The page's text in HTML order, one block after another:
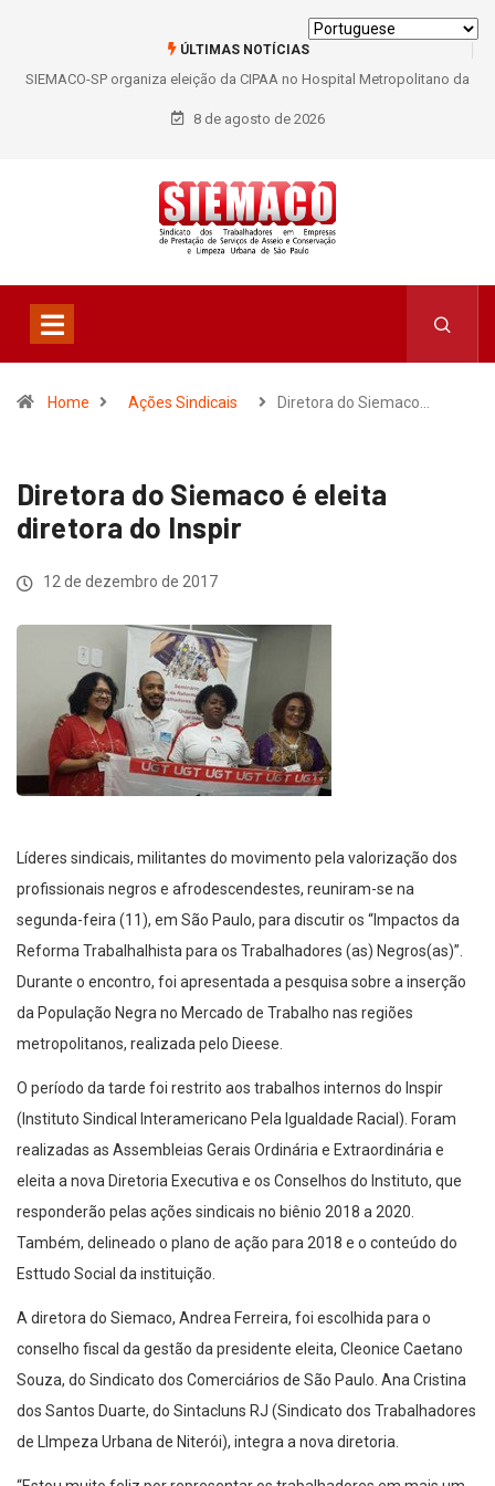
ÚLTIMAS NOTÍCIAS
SIEMACO-SP organiza eleição da CIPAA no Hospital Metropolitano da
Lapa e fortalece participação dos trabalhadores
8 de agosto de 2026
Home Ações Sindicais Diretora do Siemaco…
Diretora do Siemaco é eleita
diretora do Inspir
12 de dezembro de 2017
Líderes sindicais, militantes do movimento pela valorização dos
profissionais negros e afrodescendestes, reuniram-se na
segunda-feira (11), em São Paulo, para discutir os “Impactos da
Reforma Trabalhalhista para os Trabalhadores (as) Negros(as)”.
Durante o encontro, foi apresentada a pesquisa sobre a inserção
da População Negra no Mercado de Trabalho nas regiões
metropolitanos, realizada pelo Dieese.
O período da tarde foi restrito aos trabalhos internos do Inspir
(Instituto Sindical Interamericano Pela Igualdade Racial). Foram
realizadas as Assembleias Gerais Ordinária e Extraordinária e
eleita a nova Diretoria Executiva e os Conselhos do Instituto, que
responderão pelas ações sindicais no biênio 2018 a 2020.
Também, delineado o plano de ação para 2018 e o conteúdo do
Esttudo Social da instituição.
A diretora do Siemaco, Andrea Ferreira, foi escolhida para o
conselho fiscal da gestão da presidente eleita, Cleonice Caetano
Souza, do Sindicato dos Comerciários de São Paulo. Ana Cristina
dos Santos Duarte, do Sintacluns RJ (Sindicato dos Trabalhadores
de LImpeza Urbana de Niterói), integra a nova diretoria.